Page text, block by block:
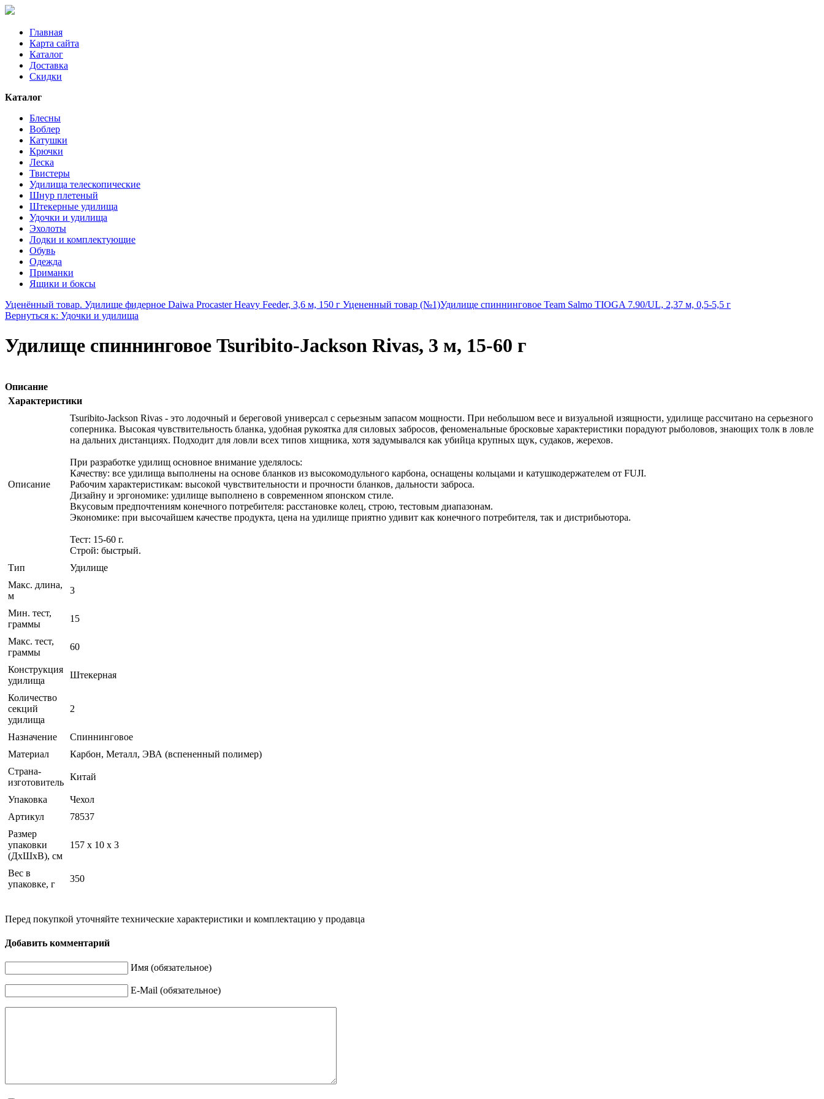
Главная
Карта сайта
Каталог
Доставка
Скидки
Каталог
Блесны
Воблер
Катушки
Крючки
Леска
Твистеры
Удилища телескопические
Шнур плетеный
Штекерные удилища
Удочки и удилища
Эхолоты
Лодки и комплектующие
Обувь
Одежда
Приманки
Ящики и боксы
Уценённый товар. Удилище фидерное Daiwa Procaster Heavy Feeder, 3,6 м, 150 г Уцененный товар (№1)Удилище спиннинговое Team Salmo TIOGA 7.90/UL, 2,37 м, 0,5-5,5 г
Вернуться к: Удочки и удилища
Удилище спиннинговое Tsuribito-Jackson Rivas, 3 м, 15-60 г
Описание
Характеристики
Описание
Tsuribito-Jackson Rivas - это лодочный и береговой универсал с серьезным запасом мощности. При небольшом весе и визуальной изящности, удилище рассчитано на серьезного
соперника. Высокая чувствительность бланка, удобная рукоятка для силовых забросов, феноменальные бросковые характеристики порадуют рыболовов, знающих толк в ловле
на дальних дистанциях. Подходит для ловли всех типов хищника, хотя задумывался как убийца крупных щук, судаков, жерехов.
При разработке удилищ основное внимание уделялось:
Качеству: все удилища выполнены на основе бланков из высокомодульного карбона, оснащены кольцами и катушкодержателем от FUJI.
Рабочим характеристикам: высокой чувствительности и прочности бланков, дальности заброса.
Дизайну и эргономике: удилище выполнено в современном японском стиле.
Вкусовым предпочтениям конечного потребителя: расстановке колец, строю, тестовым диапазонам.
Экономике: при высочайшем качестве продукта, цена на удилище приятно удивит как конечного потребителя, так и дистрибьютора.
Тест: 15-60 г.
Строй: быстрый.
Тип
Удилище
Макс. длина,
м
3
Мин. тест,
граммы
15
Макс. тест,
граммы
60
Конструкция
удилища
Штекерная
Количество
секций
удилища
2
Назначение
Спиннинговое
Материал
Карбон, Металл, ЭВА (вспененный полимер)
Страна-
изготовитель
Китай
Упаковка
Чехол
Артикул
78537
Размер
упаковки
(ДхШхВ), см
157 х 10 х 3
Вес в
упаковке, г
350
Перед покупкой уточняйте технические характеристики и комплектацию у продавца
Добавить комментарий
Имя (обязательное)
E-Mail (обязательное)